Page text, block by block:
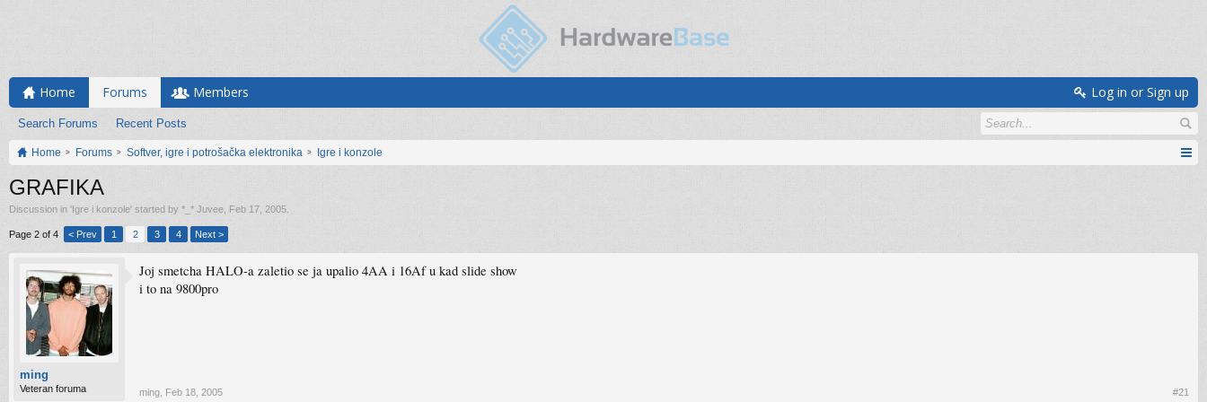
Home Forums
Search Forums Recent Posts
Members Log in or Sign up
Home Forums Softver, igre i potrošačka elektronika Igre i konzole
GRAFIKA
Discussion in 'Igre i konzole' started by *_* Juvee Feb 17, 2005
Page 2 of 4 < Prev 1 2 3 4 Next >
ming
Veteran foruma
Joj smetcha HALO-a zaletio se ja upalio 4AA i 16Af u kad slide show
i to na 9800pro
ming Feb 18, 2005 #21